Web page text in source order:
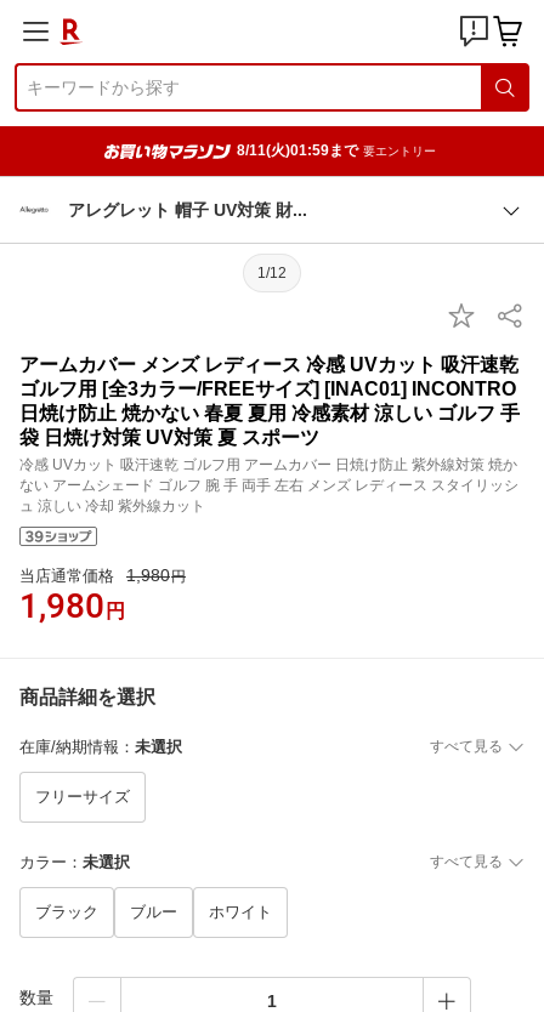
8/11(火)01:59まで 要エントリー
アレグレット 帽子 UV対策 財
1/12
アームカバー メンズ レディース 冷感 UVカット 吸汗速乾
ゴルフ用 [全3カラー/FREEサイズ] [INAC01] INCONTRO
日焼け防止 焼かない 春夏 夏用 冷感素材 涼しい ゴルフ 手
袋 日焼け対策 UV対策 夏 スポーツ
冷感 UVカット 吸汗速乾 ゴルフ用 アームカバー 日焼け防止 紫外線対策 焼か
ない アームシェード ゴルフ 腕 手 両手 左右 メンズ レディース スタイリッシ
ュ 涼しい 冷却 紫外線カット
当店通常価格 1,980円
1,980 円
商品詳細を選択
在庫/納期情報 ： 未選択 すべて見る
フリーサイズ
カラー ： 未選択 すべて見る
ブラック ブルー ホワイト
数量